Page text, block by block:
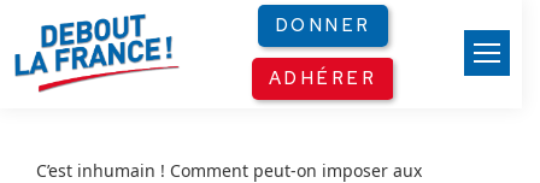
DONNER
ADHÉRER
C’est inhumain ! Comment peut-on imposer aux
Panneau de gestion des cookies